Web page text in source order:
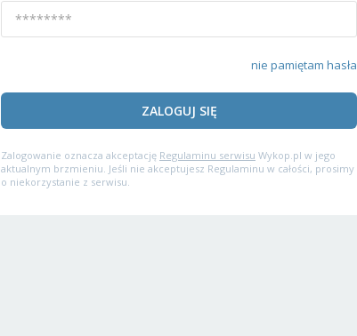
nie pamiętam hasła
ZALOGUJ SIĘ
Zalogowanie oznacza akceptację Regulaminu serwisu Wykop.pl w jego
aktualnym brzmieniu. Jeśli nie akceptujesz Regulaminu w całości, prosimy
o niekorzystanie z serwisu.